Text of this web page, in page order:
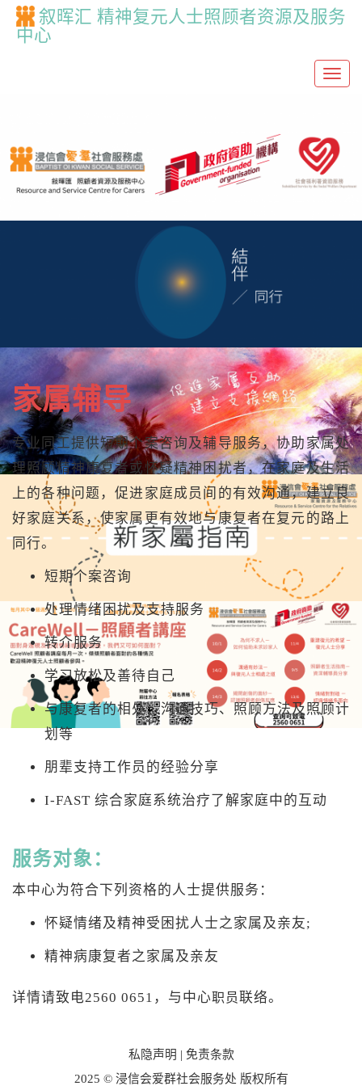
叙晖汇 精神复元人士照顾者资源及服务
中心
T
g
l
e
a
o
n
家属辅导
专业同工提供短期个案咨询及辅导服务，协助家属处
理照顾精神康复者或怀疑精神困扰者，在家庭及生活
上的各种问题，促进家庭成员间的有效沟通，建立良
好家庭关系，使家属更有效地与康复者在复元的路上
同行。
短期个案咨询
处理情绪困扰及支持服务
转介服务
学习放松及善待自己
与康复者的相处：沟通技巧、照顾方法及照顾计
划等
朋辈支持工作员的经验分享
I-FAST 综合家庭系统治疗了解家庭中的互动
服务对象：
本中心为符合下列资格的人士提供服务：
怀疑情绪及精神受困扰人士之家属及亲友;
精神病康复者之家属及亲友
详情请致电2560 0651，与中心职员联络。
私隐声明 | 免责条款
2025 © 浸信会爱群社会服务处 版权所有